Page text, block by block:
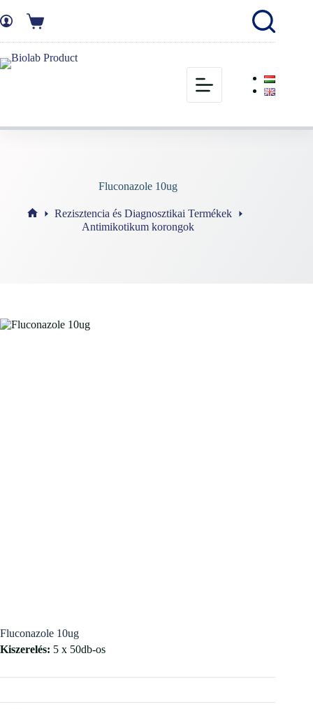
Fluconazole 10ug
Rezisztencia és Diagnosztikai Termékek
Antimikotikum korongok
Fluconazole 10ug
Kiszerelés: 5 x 50db-os